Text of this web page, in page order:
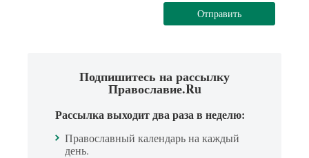
Отправить
Подпишитесь на рассылку
Православие.Ru
Рассылка выходит два раза в неделю:
Православный календарь на каждый
день.